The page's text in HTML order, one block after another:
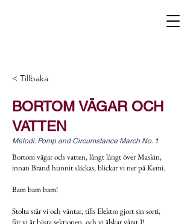
< Tillbaka
BORTOM VÄGAR OCH
VATTEN
Melodi: Pomp and Circumstance March No. 1
Bortom vägar och vatten, långt långt över Maskin,
innan Brand hunnit släckas, blickar vi ner på Kemi.
Bam bam bam!
Stolta står vi och väntar, tills Elektro gjort sin sorti,
för vi är bästa sektionen, och vi älskar vårat I!